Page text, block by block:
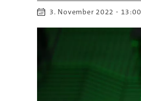
3. November 2022 - 13:00